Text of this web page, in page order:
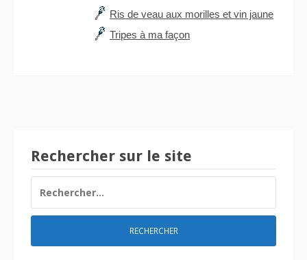
Ris de veau aux morilles et vin jaune
Tripes à ma façon
Rechercher sur le site